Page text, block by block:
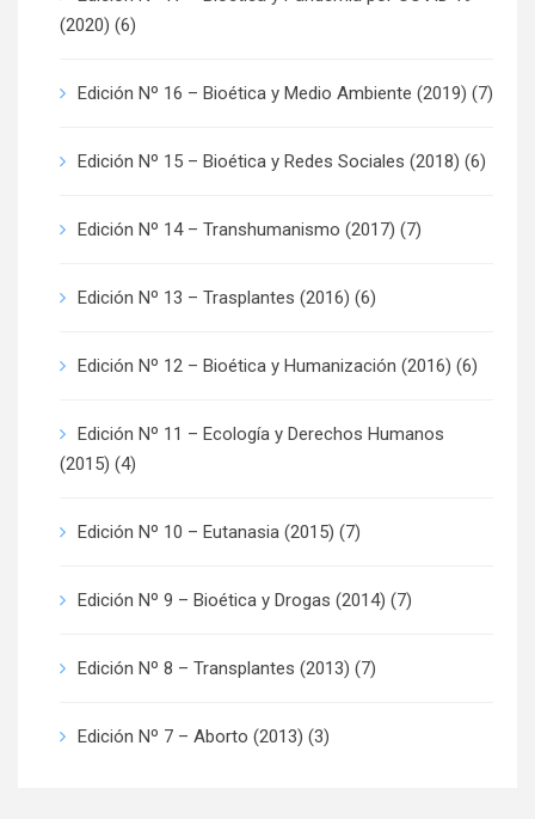
(2020) (6)
Edición Nº 16 – Bioética y Medio Ambiente (2019) (7)
Edición Nº 15 – Bioética y Redes Sociales (2018) (6)
Edición Nº 14 – Transhumanismo (2017) (7)
Edición Nº 13 – Trasplantes (2016) (6)
Edición Nº 12 – Bioética y Humanización (2016) (6)
Edición Nº 11 – Ecología y Derechos Humanos
(2015) (4)
Edición Nº 10 – Eutanasia (2015) (7)
Edición Nº 9 – Bioética y Drogas (2014) (7)
Edición Nº 8 – Transplantes (2013) (7)
Edición Nº 7 – Aborto (2013) (3)